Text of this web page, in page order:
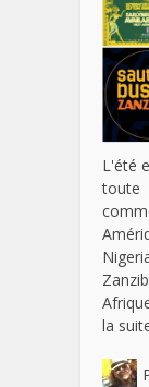
L'été
la